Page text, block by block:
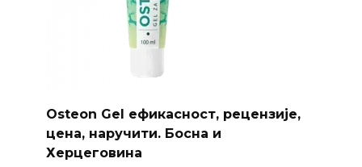
Osteon Gel ефикасност, рецензије,
цена, наручити. Босна и
Херцеговина